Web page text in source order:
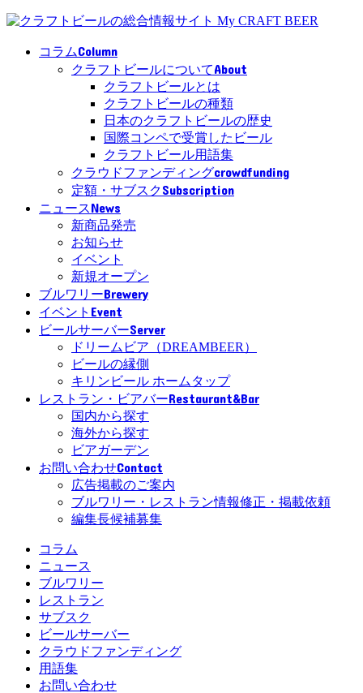
コラムColumn
クラフトビールについてAbout
クラフトビールとは
クラフトビールの種類
日本のクラフトビールの歴史
国際コンペで受賞したビール
クラフトビール用語集
クラウドファンディングcrowdfunding
定額・サブスクSubscription
ニュースNews
新商品発売
お知らせ
イベント
新規オープン
ブルワリーBrewery
イベント Event
ビールサーバーServer
ドリームビア（DREAMBEER）
ビールの縁側
キリンビール ホームタップ
レストラン・ビアバーRestaurant&Bar
国内から探す
海外から探す
ビアガーデン
お問い合わせContact
広告掲載のご案内
ブルワリー・レストラン情報修正・掲載依頼
編集長候補募集
コラム
ニュース
ブルワリー
レストラン
サブスク
ビールサーバー
クラウドファンディング
用語集
お問い合わせ